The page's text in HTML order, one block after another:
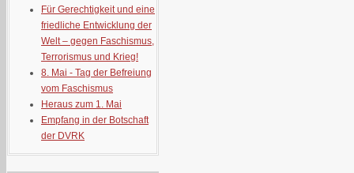
Für Gerechtigkeit und eine
friedliche Entwicklung der
Welt – gegen Faschismus,
Terrorismus und Krieg!
8. Mai - Tag der Befreiung
vom Faschismus
Heraus zum 1. Mai
Empfang in der Botschaft
der DVRK